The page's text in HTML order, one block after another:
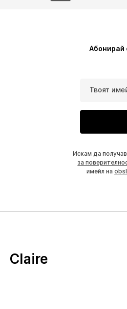
Абонирай
Твоят
Искам да
за
имейл на
Claire